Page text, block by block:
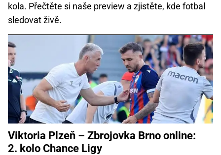
kola. Přečtěte si naše preview a zjistěte, kde fotbal
sledovat živě.
Viktoria Plzeň – Zbrojovka Brno online:
2. kolo Chance Ligy